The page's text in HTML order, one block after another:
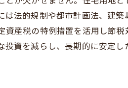
法的規制や都市計画法、建
産税の特例措置を活用し節
資を減らし、長期的に安定